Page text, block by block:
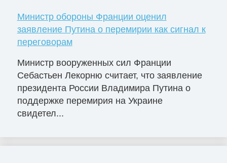
Министр обороны Франции оценил
заявление Путина о перемирии как сигнал к
переговорам
Министр вооруженных сил Франции
Себастьен Лекорню считает, что заявление
президента России Владимира Путина о
поддержке перемирия на Украине
свидетел...